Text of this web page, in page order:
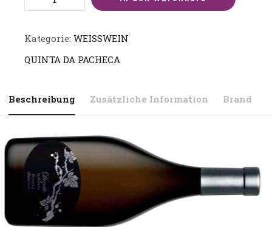
Kategorie: WEISSWEIN
QUINTA DA PACHECA
Beschreibung Zusätzliche Information Brand